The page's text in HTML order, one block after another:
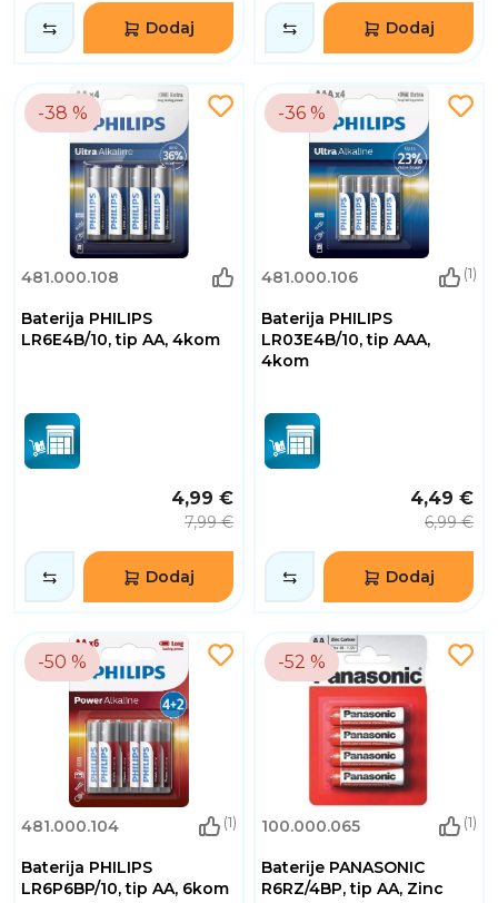
Dodaj Dodaj
-38 %
481.000.108
Baterija PHILIPS
LR6E4B/10, tip AA, 4kom
4,99 €
7,99 €
Dodaj
-36 %
481.000.106 (1)
Baterija PHILIPS
LR03E4B/10, tip AAA,
4kom
4,49 €
6,99 €
Dodaj
-50 %
481.000.104 (1)
Baterija PHILIPS
LR6P6BP/10, tip AA, 6kom
-52 %
100.000.065 (1)
Baterije PANASONIC
R6RZ/4BP, tip AA, Zinc